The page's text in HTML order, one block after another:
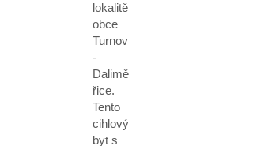
lokalitě
obce
Turnov
-
Dalimě
řice.
Tento
cihlový
byt s